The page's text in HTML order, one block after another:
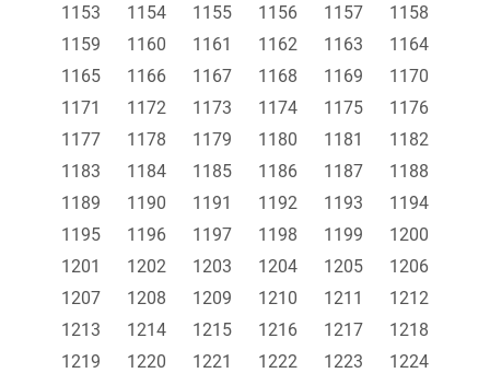
1153 1154 1155 1156 1157
1158
1159
1160 1161 1162 1163
1164
1165
1166 1167 1168 1169
1170
1171
1172 1173 1174 1175
1176
1177
1178 1179 1180 1181
1182
1183
1184 1185 1186 1187
1188
1189
1190 1191 1192 1193
1194
1195
1196 1197 1198 1199
1200
1201
1202 1203 1204 1205
1206
1207
1208 1209 1210 1211
1212
1213
1214 1215 1216 1217
1218
1219
1220 1221 1222 1223
1224